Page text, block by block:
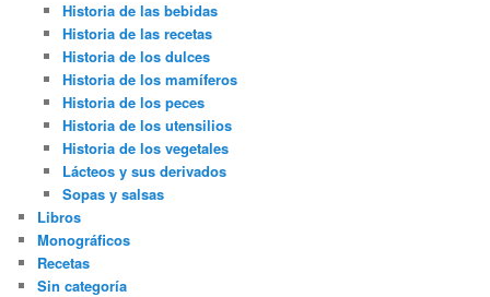
Historia de las bebidas
Historia de las recetas
Historia de los dulces
Historia de los mamíferos
Historia de los peces
Historia de los utensilios
Historia de los vegetales
Lácteos y sus derivados
Sopas y salsas
Libros
Monográficos
Recetas
Sin categoría